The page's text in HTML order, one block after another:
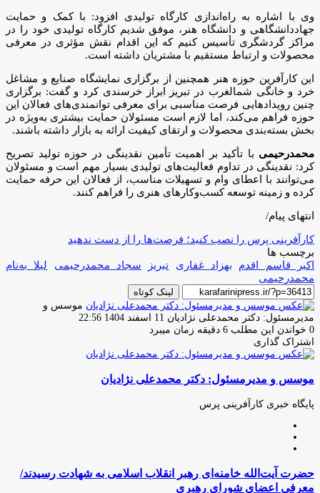
وی با اشاره به راه‌اندازی کارگاه تولیدی افزود: با کمک و حمایت
جهاددانشگاهی و دانشگاه هنر، موفق شدیم کارگاه تولیدی خود را در
مراکز گردشگری تأسیس کنیم که این اقدام نقش مؤثری در معرفی
محصولات و ارتباط مستقیم با مشتریان داشته است.
این کارآفرین حوزه هنر همچنین از برگزاری نمایشگاه صنایع و مشاغل
خرد و خانگی شمالغرب در تبریز ابراز خرسندی کرد و گفت: برگزاری
چنین رویدادهایی فرصت مناسبی برای معرفی توانمندی‌های فعالان این
حوزه فراهم می‌کند، اما لازم است مسئولان حمایت بیشتری به‌ویژه در
بخش بسته‌بندی محصولات و ارتقای کیفیت ارائه به بازار داشته باشند.
محمدرحیمی با تأکید بر اهمیت تأمین نقدینگی در حوزه تولید تصریح
کرد: نقدینگی در تداوم فعالیت‌های تولیدی بسیار مهم است و مسئولان
می‌توانند با اعطای وام و تسهیلات مناسب، از فعالان این حرفه حمایت
کرده و زمینه توسعه کسب‌وکارهای هنری را فراهم کنند.
انتهای پیام/
کارآفرینی پرس را نصب کنید؛ فرصت‌ها را از دست ندهید
برچسب ها
اکبر قاسم اقدم
بهزاد غفاری تبریز سجاد محمدرحیمی
لیلا به‌نام
محمدرحیمی
لینک کوتاه
موسس و
مدیرمسئول: دکتر محمدعلی نژادیان ارسال
ایمیل
11 اسفند 1404 22:56
0 خواندن این مطلب 6 دقیقه زمان میبرد
اشتراک گذاری
فیس
توئیتر
لینکدین
واتس
تلگرام
اشتراک
از
ایمیل
چاپ
موسس و مدیرمسئول: دکتر محمدعلی نژادیان
پایگاه خبری کارآفرینی پرس
حضرت
آیت‌الله
حضرت آیت‌الله خامنه‌ای رهبر انقلاب اسلامی به شهادت رسیدند/
معرفی اعضای شورای رهبری